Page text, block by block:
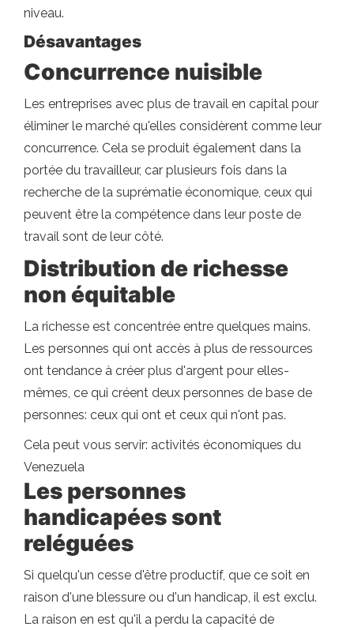
niveau.
Désavantages
Concurrence nuisible
Les entreprises avec plus de travail en capital pour
éliminer le marché qu'elles considèrent comme leur
concurrence. Cela se produit également dans la
portée du travailleur, car plusieurs fois dans la
recherche de la suprématie économique, ceux qui
peuvent être la compétence dans leur poste de
travail sont de leur côté.
Distribution de richesse
non équitable
La richesse est concentrée entre quelques mains.
Les personnes qui ont accès à plus de ressources
ont tendance à créer plus d'argent pour elles-
mêmes, ce qui créent deux personnes de base de
personnes: ceux qui ont et ceux qui n'ont pas.
Cela peut vous servir: activités économiques du
Venezuela
Les personnes
handicapées sont
reléguées
Si quelqu'un cesse d'être productif, que ce soit en
raison d'une blessure ou d'un handicap, il est exclu.
La raison en est qu'il a perdu la capacité de